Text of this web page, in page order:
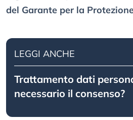
del Garante per la
LEGGI ANCHE
Trattamento dati
necessario il consenso?